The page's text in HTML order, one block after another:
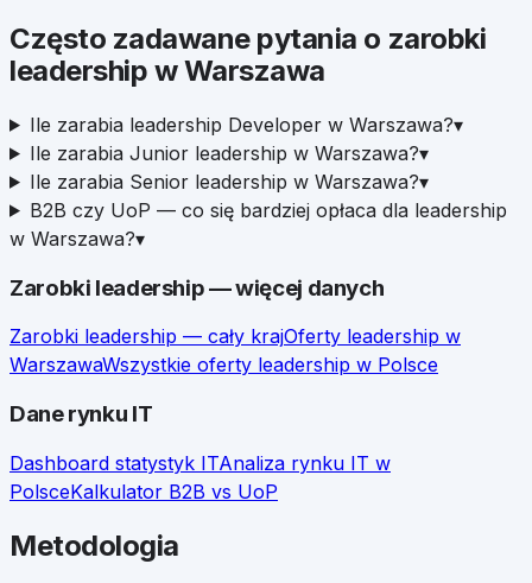
Często zadawane pytania o zarobki
leadership wWarszawa
Ile zarabia leadership Developer w Warszawa?▾
Ile zarabia Junior leadership w Warszawa?▾
Ile zarabia Senior leadership w Warszawa?▾
B2B czy UoP — co się bardziej opłaca dla leadership
w Warszawa?▾
Zarobki leadership— więcej danych
Zarobki leadership — cały krajOferty leadership w
WarszawaWszystkie oferty leadership w Polsce
Dane rynku IT
Dashboard statystyk ITAnaliza rynku IT w
PolsceKalkulator B2B vs UoP
Metodologia